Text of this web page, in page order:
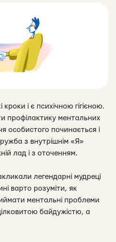
і є психічною гігієною.
профілактику ментальних
особистого починається і
з внутрішнім «Я»
лад і з оточенням.
легендарні мудреці
варто розуміти, як
ментальні проблеми
байдужістю, а